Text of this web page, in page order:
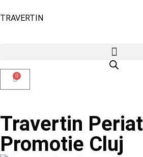
TRAVERTIN
0
Travertin Periat
Promotie Cluj